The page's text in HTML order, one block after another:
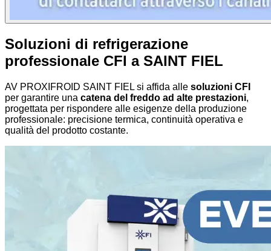
Soluzioni di refrigerazione
professionale CFI a SAINT FIEL
AV PROXIFROID SAINT FIEL si affida alle soluzioni CFI
per garantire una catena del freddo ad alte prestazioni,
progettata per rispondere alle esigenze della produzione
professionale: precisione termica, continuità operativa e
qualità del prodotto costante.